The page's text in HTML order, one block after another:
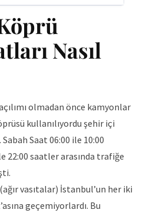
Nasıl
olmadan önce kamyonlar
kullanılıyordu şehir içi
Saat 06:00 ile 10:00
22:00 saatler arasında trafiğe
vasıtalar) İstanbul’un her iki
geçemiyorlardı. Bu